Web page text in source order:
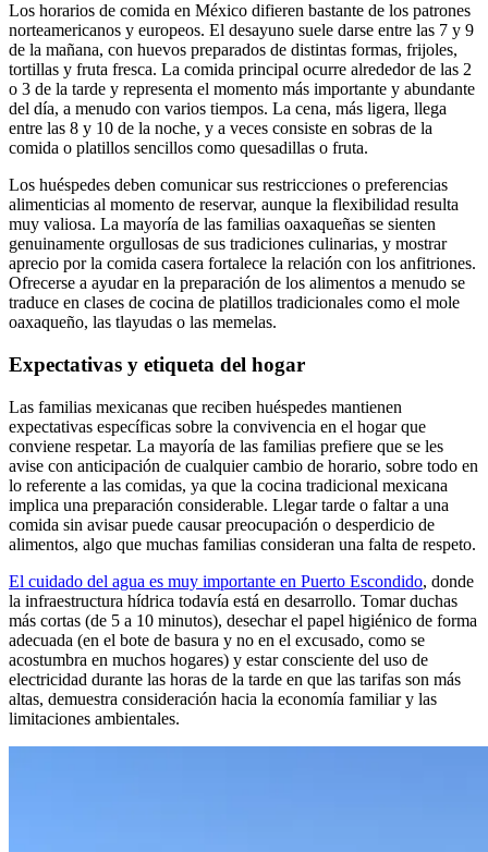
Los horarios de comida en México difieren bastante de los patrones
norteamericanos y europeos. El desayuno suele darse entre las 7 y 9
de la mañana, con huevos preparados de distintas formas, frijoles,
tortillas y fruta fresca. La comida principal ocurre alrededor de las 2
o 3 de la tarde y representa el momento más importante y abundante
del día, a menudo con varios tiempos. La cena, más ligera, llega
entre las 8 y 10 de la noche, y a veces consiste en sobras de la
comida o platillos sencillos como quesadillas o fruta.
Los huéspedes deben comunicar sus restricciones o preferencias
alimenticias al momento de reservar, aunque la flexibilidad resulta
muy valiosa. La mayoría de las familias oaxaqueñas se sienten
genuinamente orgullosas de sus tradiciones culinarias, y mostrar
aprecio por la comida casera fortalece la relación con los anfitriones.
Ofrecerse a ayudar en la preparación de los alimentos a menudo se
traduce en clases de cocina de platillos tradicionales como el mole
oaxaqueño, las tlayudas o las memelas.
Expectativas y etiqueta del hogar
Las familias mexicanas que reciben huéspedes mantienen
expectativas específicas sobre la convivencia en el hogar que
conviene respetar. La mayoría de las familias prefiere que se les
avise con anticipación de cualquier cambio de horario, sobre todo en
lo referente a las comidas, ya que la cocina tradicional mexicana
implica una preparación considerable. Llegar tarde o faltar a una
comida sin avisar puede causar preocupación o desperdicio de
alimentos, algo que muchas familias consideran una falta de respeto.
El cuidado del agua es muy importante en Puerto Escondido, donde
la infraestructura hídrica todavía está en desarrollo. Tomar duchas
más cortas (de 5 a 10 minutos), desechar el papel higiénico de forma
adecuada (en el bote de basura y no en el excusado, como se
acostumbra en muchos hogares) y estar consciente del uso de
electricidad durante las horas de la tarde en que las tarifas son más
altas, demuestra consideración hacia la economía familiar y las
limitaciones ambientales.